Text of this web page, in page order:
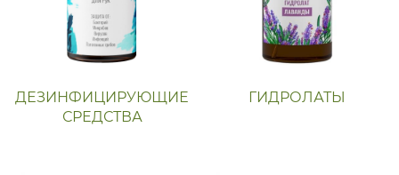
ДЕЗИНФИЦИРУЮЩИЕ
СРЕДСТВА
ГИДРОЛАТЫ